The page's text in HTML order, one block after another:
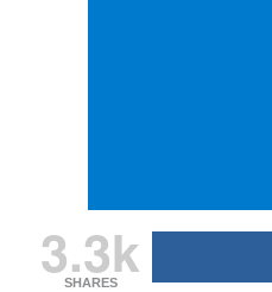
3.3k
SHARES